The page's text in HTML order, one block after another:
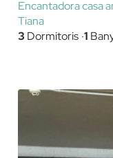
Encantadora casa
Tiana
3 Dormitoris 1